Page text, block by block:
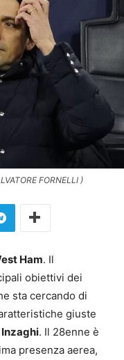
FORNELLI )
Ham. Il
obiettivi dei
sta cercando di
giuste
Inzaghi. Il 28enne è
presenza aerea,